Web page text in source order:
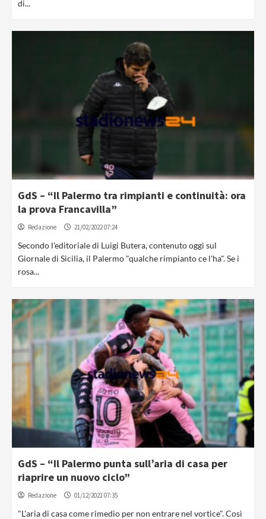
di...
GdS – “Il Palermo tra rimpianti e continuità: ora
la prova Francavilla”
Redazione 21/02/2022 07:24
Secondo l'editoriale di Luigi Butera, contenuto oggi sul
Giornale di Sicilia, il Palermo "qualche rimpianto ce l'ha". Se i
rosa...
GdS – “Il Palermo punta sull’aria di casa per
riaprire un nuovo ciclo”
Redazione 01/12/2021 07:35
"L'aria di casa come rimedio per non entrare nel vortice". Così